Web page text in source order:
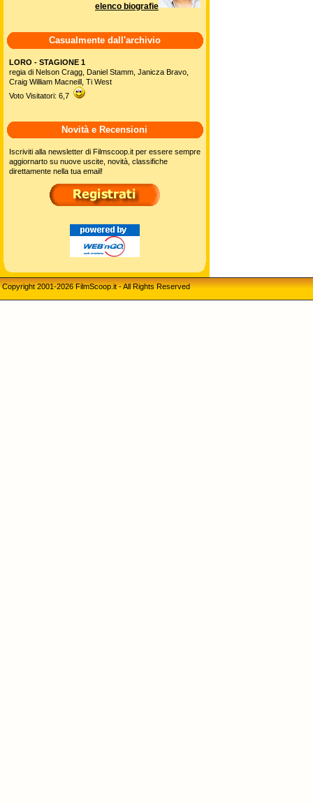
elenco biografie
Casualmente dall'archivio
LORO - STAGIONE 1
regia di Nelson Cragg, Daniel Stamm, Janicza Bravo,
Craig William Macneill, Ti West
Voto Visitatori: 6,7
Novità e Recensioni
Iscriviti alla newsletter di Filmscoop.it per essere sempre
aggiornarto su nuove uscite, novità, classifiche
direttamente nella tua email!
Copyright 2001-2026 FilmScoop.it - All Rights Reserved